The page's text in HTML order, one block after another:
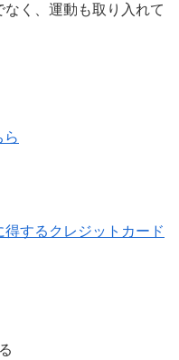
く、運動も取り入れて
ら
得するクレジットカード